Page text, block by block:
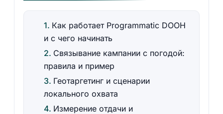
Как работает Programmatic DOOH
и с чего начинать
Связывание кампании с погодой:
правила и пример
Геотаргетинг и сценарии
локального охвата
Измерение отдачи и